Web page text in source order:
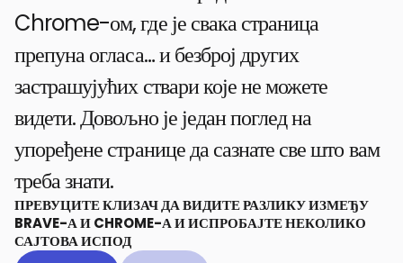
Chrome-ом, где је свака страница
препуна огласа… и безброј других
застрашујућих ствари које не можете
видети. Довољно је један поглед на
упоређене странице да сазнате све што вам
треба знати.
ПРЕВУЦИТЕ КЛИЗАЧ ДА ВИДИТЕ РАЗЛИКУ ИЗМЕЂУ
BRAVE-А И CHROME-А И ИСПРОБАЈТЕ НЕКОЛИКО
САЈТОВА ИСПОД